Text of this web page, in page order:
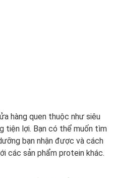
hàng quen thuộc như siêu
tiện lợi. Bạn có thể muốn tìm
bạn nhận được và cách
các sản phẩm protein khác.